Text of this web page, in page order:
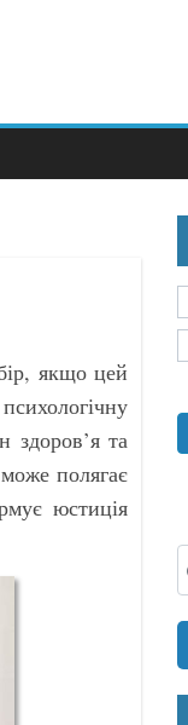
якщо цей
здоров’я та
полягає
юстиція